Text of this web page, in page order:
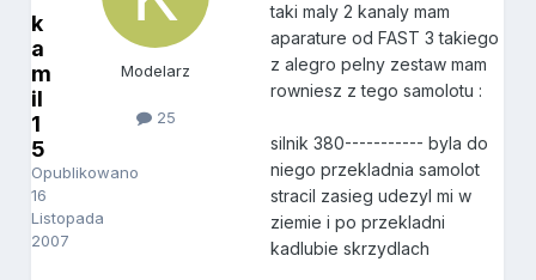
k
a
m
il
1
5
Opublikowano
16
Listopada
2007
Modelarz
25
taki maly 2 kanaly mam
aparature od FAST 3 takiego
z alegro pelny zestaw mam
rowniesz z tego samolotu :
silnik 380----------- byla do
niego przekladnia samolot
stracil zasieg udezyl mi w
ziemie i po przekladni
kadlubie skrzydlach